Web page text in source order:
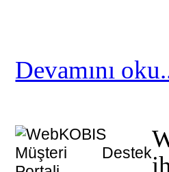
Devamını